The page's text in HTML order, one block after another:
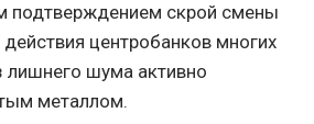
подтверждением скрой смены
центробанков многих
лишнего шума активно
металлом.